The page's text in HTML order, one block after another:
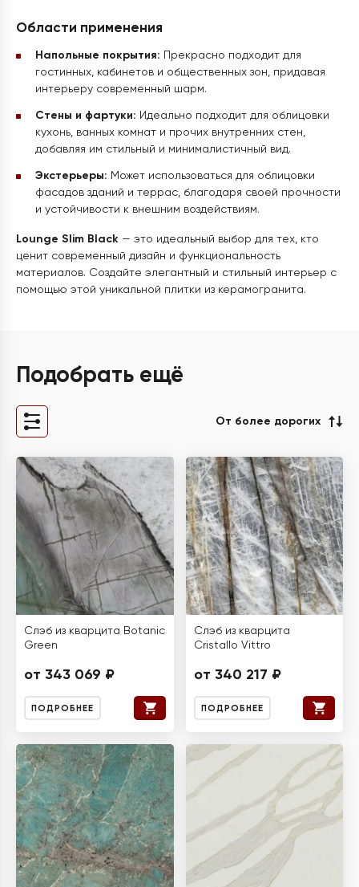
Области применения
Напольные покрытия: Прекрасно подходит для
гостинных, кабинетов и общественных зон, придавая
интерьеру современный шарм.
Стены и фартуки: Идеально подходит для облицовки
кухонь, ванных комнат и прочих внутренних стен,
добавляя им стильный и минималистичный вид.
Экстерьеры: Может использоваться для облицовки
фасадов зданий и террас, благодаря своей прочности
и устойчивости к внешним воздействиям.
Lounge Slim Black — это идеальный выбор для тех, кто
ценит современный дизайн и функциональность
материалов. Создайте элегантный и стильный интерьер с
помощью этой уникальной плитки из керамогранита.
Подобрать ещё
От более дорогих
Слэб из кварцита Botanic
Green
от 343 069 ₽
ПОДРОБНЕЕ
Слэб из кварцита
Cristallo Vittro
от 340 217 ₽
ПОДРОБНЕЕ